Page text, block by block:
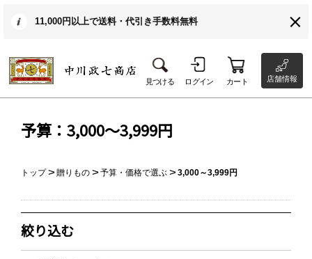
11,000円以上で送料・代引き手数料無料
見つける ログイン カート 店舗情報
予算：3,000～3,999円
トップ 贈りもの 予算・価格で選ぶ 3,000～3,999円
絞り込む